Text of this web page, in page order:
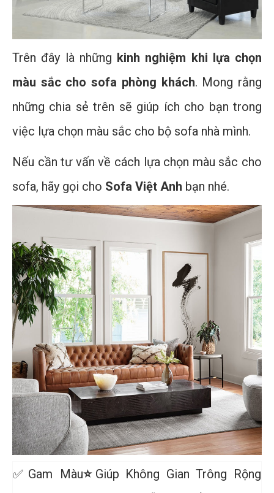
Trên đây là những kinh nghiệm khi lựa chọn
màu sắc cho sofa phòng khách. Mong rằng
những chia sẻ trên sẽ giúp ích cho bạn trong
việc lựa chọn màu sắc cho bộ sofa nhà mình.
Nếu cần tư vấn về cách lựa chọn màu sắc cho
sofa, hãy gọi cho Sofa Việt Anh bạn nhé.
✅Gam Màu⭐ Giúp Không Gian Trông Rộng